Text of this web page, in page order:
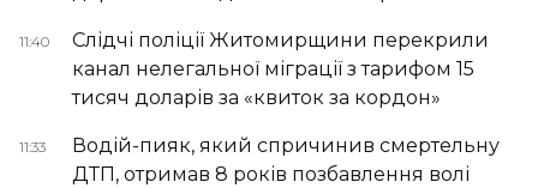
11:40
Слідчі поліції Житомирщини перекрили
канал нелегальної міграції з тарифом 15
тисяч доларів за «квиток за кордон»
11:33
Водій-пияк, який спричинив смертельну
ДТП, отримав 8 років позбавлення волі